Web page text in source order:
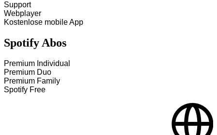
Support
Webplayer
Kostenlose mobile App
Spotify Abos
Premium Individual
Premium Duo
Premium Family
Spotify Free